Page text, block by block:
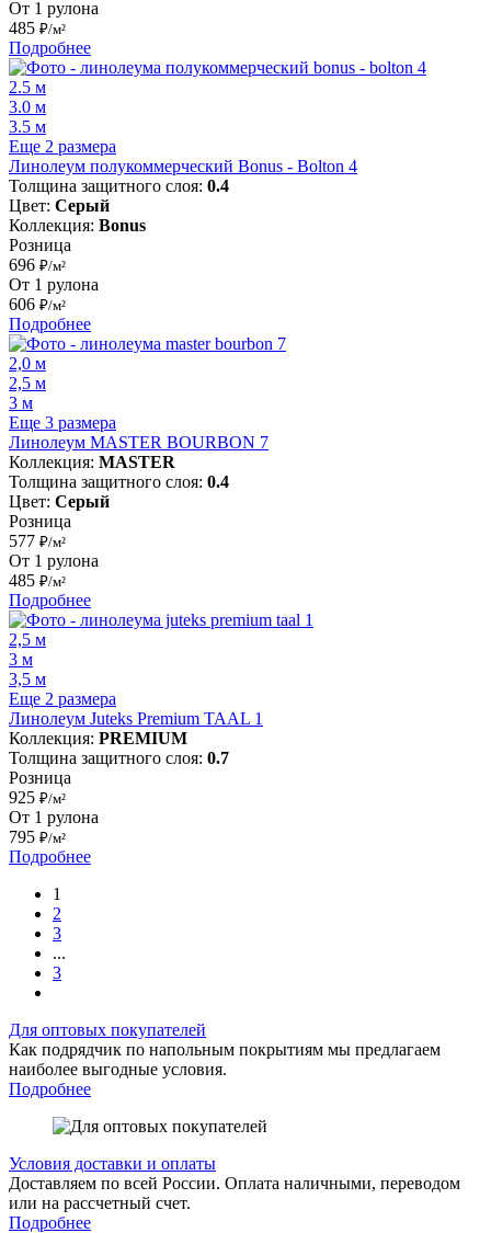
От 1 рулона
485 ₽/м²
Подробнее
2.5 м
3.0 м
3.5 м
Еще 2 размера
Линолеум полукоммерческий Bonus - Bolton 4
Толщина защитного слоя: 0.4
Цвет: Серый
Коллекция: Bonus
Розница
696 ₽/м²
От 1 рулона
606 ₽/м²
Подробнее
2,0 м
2,5 м
3 м
Еще 3 размера
Линолеум MASTER BOURBON 7
Коллекция: MASTER
Толщина защитного слоя: 0.4
Цвет: Серый
Розница
577 ₽/м²
От 1 рулона
485 ₽/м²
Подробнее
2,5 м
3 м
3,5 м
Еще 2 размера
Линолеум Juteks Premium TAAL 1
Коллекция: PREMIUM
Толщина защитного слоя: 0.7
Розница
925 ₽/м²
От 1 рулона
795 ₽/м²
Подробнее
1
2
3
...
3
Для оптовых покупателей
Как подрядчик по напольным покрытиям мы предлагаем
наиболее выгодные условия.
Подробнее
Условия доставки и оплаты
Доставляем по всей России. Оплата наличными, переводом
или на рассчетный счет.
Подробнее